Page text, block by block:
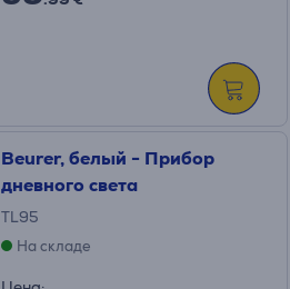
Beurer, белый - Прибор
дневного света
TL95
На складе